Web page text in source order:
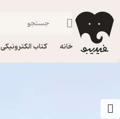
خانه کتاب الکترونیکی